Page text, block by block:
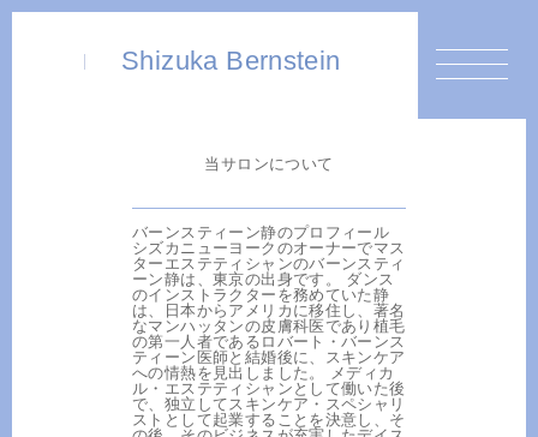
Shizuka Bernstein
当サロンについて
バーンスティーン静のプロフィール
シズカニューヨークのオーナーでマス
ターエステティシャンのバーンスティ
ーン静は、東京の出身です。 ダンス
のインストラクターを務めていた静
は、日本からアメリカに移住し、著名
なマンハッタンの皮膚科医であり植毛
の第一人者であるロバート・バーンス
ティーン医師と結婚後に、スキンケア
への情熱を見出しました。 メディカ
ル・エステティシャンとして働いた後
で、独立してスキンケア・スペシャリ
ストとして起業することを決意し、そ